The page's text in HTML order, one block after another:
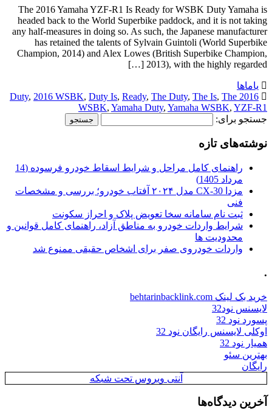
The 2016 Yamaha YZF-R1 Is Ready for WSBK Duty Yamaha is
headed back to the World Superbike paddock, and it is not taking
any half-measures in doing so. As such, the Japanese manufacturer
has retained the talents of Sylvain Guintoli (World Superbike
Champion, 2014) and Alex Lowes (British Superbike Champion,
2013), with the highly regarded […]
یاماها
2016 Duty
, 2016 WSBK, Duty Is, Ready, The Duty, The Is, The
WSBK, Yamaha Duty, Yamaha WSBK, YZF-R1
جستجو برای:
نوشته‌های تازه
راهنمای کامل مراحل و شرایط اسقاط خودرو فرسوده (14
مرداد 1405)
مزدا CX-30 مدل ۲۰۲۴ آفتاب خودرو؛ بررسی و مشخصات
فنی
ثبت نام سامانه سخا تعویض پلاک و احراز سکونت
شرایط واردات خودرو به مناطق آزاد، راهنمای کامل قوانین و
محدودیت ها
واردات خودروی صفر برای اشخاص حقیقی ممنوع شد
.
خرید بک لینک behtarinbacklink.com
لایسنس نود32
پسورد نود 32
اوکلی لایسنس رایگان نود 32
همیار نود 32
بهترین سئو
رایگان
آنتی ویروس تحت شبکه
آخرین دیدگاه‌ها